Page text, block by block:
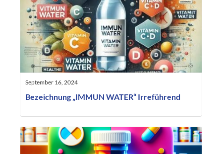
September 16, 2024
Bezeichnung „IMMUN WATER“ Irreführend